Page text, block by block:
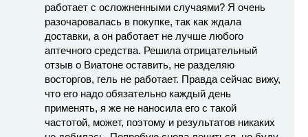
работает с осложненными случаями? Я очень
разочаровалась в покупке, так как ждала
доставки, а он работает не лучше любого
аптечного средства. Решила отрицательный
отзыв о Виатоне оставить, не разделяю
восторгов, гель не работает. Правда сейчас вижу,
что его надо обязательно каждый день
применять, я же не наносила его с такой
частотой, может, поэтому и результатов никаких